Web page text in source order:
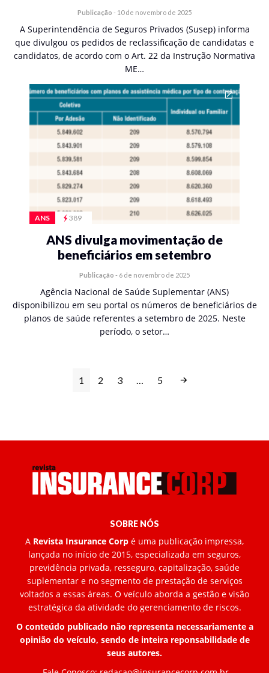
Publicação - 10 de novembro de 2025
A Superintendência de Seguros Privados (Susep) informa
que divulgou os pedidos de reclassificação de candidatas e
candidatos, de acordo com o Art. 22 da Instrução Normativa
ME…
ANS 389
ANS divulga movimentação de
beneficiários em setembro
Publicação - 6 de novembro de 2025
Agência Nacional de Saúde Suplementar (ANS)
disponibilizou em seu portal os números de beneficiários de
planos de saúde referentes a setembro de 2025. Neste
período, o setor…
1 2 3 … 5
SOBRE NÓS
A Revista Insurance Corp é uma publicação impressa,
lançada no início de 2015, especializada em seguros,
previdência privada, resseguro, capitalização, saúde
suplementar e no segmento de prestação de serviços
voltados a essas áreas. O veículo aborda a gestão e visão
estratégica da atividade do gerenciamento de riscos.
O conteúdo publicado não representa necessariamente a
opinião do veículo, sendo de inteira reponsabilidade de
seus autores.